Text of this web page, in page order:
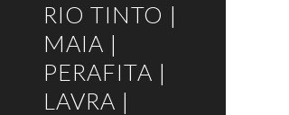
RIO TINTO |
MAIA |
PERAFITA |
LAVRA |